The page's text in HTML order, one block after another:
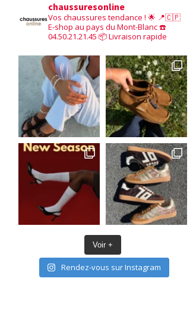
chaussuresonline
Vos chaussures tendance ! 🌟 📍🇨🇵
E-shop au pays du Mont-Blanc☎️
04.50.21.21.45 📦 Livraison rapide
Voir +
Rendez-vous sur Instagram